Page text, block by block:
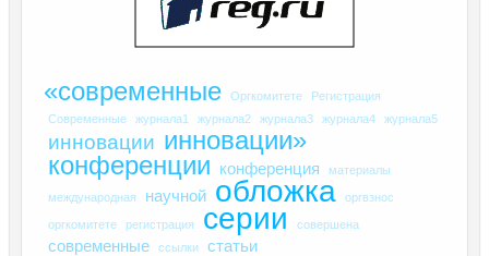
«современные Оргкомитете
Регистрация
Современные
журнала1 журнала2 журнала3 журнала4 журнала5
инновации инновации»
конференции
конференция материалы
международная научной обложка оргвзнос
оргкомитете регистрация серии совершена
современные ссылки статьи